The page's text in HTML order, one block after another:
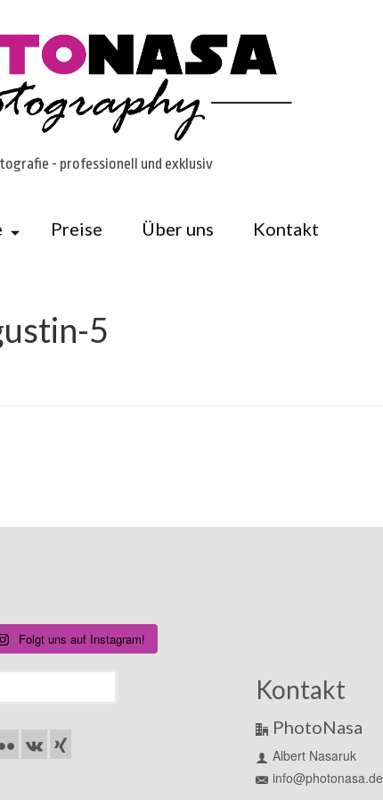
- professionell und exklusiv
Preise Über uns Kontakt
5
Folgt uns auf Instagram!
Kontakt
PhotoNasa
Albert Nasaruk
info@photonasa.de